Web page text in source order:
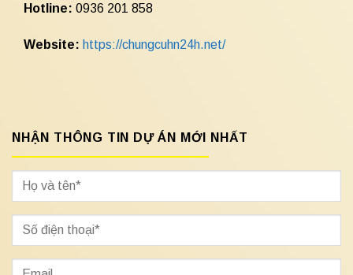
Hotline: 0936 201 858
Website: https://chungcuhn24h.net/
NHẬN THÔNG TIN DỰ ÁN MỚI NHẤT